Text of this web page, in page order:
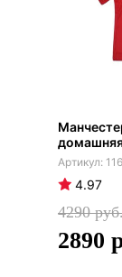
4.97
4290
2890